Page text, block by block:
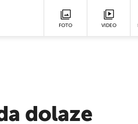
FOTO VIDEO
dolaze